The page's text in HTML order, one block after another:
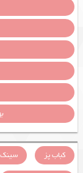
کباب پز